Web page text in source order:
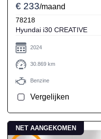
€ 233/maand
78218
Hyundai i30 CREATIVE
2024
30.869 km
Benzine
Vergelijken
NET AANGEKOMEN